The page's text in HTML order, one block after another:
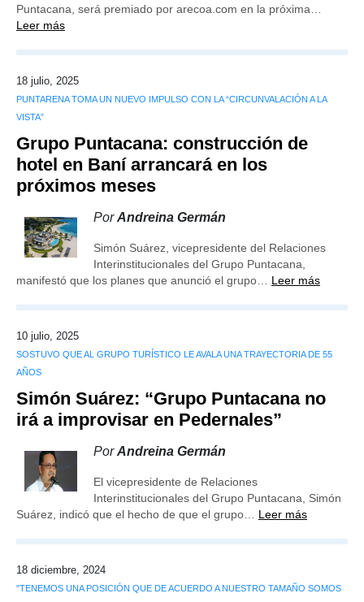
Puntacana, será premiado por arecoa.com en la próxima…
Leer más
18 julio, 2025
PUNTARENA TOMA UN NUEVO IMPULSO CON LA “CIRCUNVALACIÓN A LA
VISTA”
Grupo Puntacana: construcción de
hotel en Baní arrancará en los
próximos meses
PorAndreina Germán
Simón Suárez, vicepresidente del Relaciones
Interinstitucionales del Grupo Puntacana,
manifestó que los planes que anunció el grupo… Leer más
10 julio, 2025
SOSTUVO QUE AL GRUPO TURÍSTICO LE AVALA UNA TRAYECTORIA DE 55
AÑOS
Simón Suárez: “Grupo Puntacana no
irá a improvisar en Pedernales”
PorAndreina Germán
El vicepresidente de Relaciones
Interinstitucionales del Grupo Puntacana, Simón
Suárez, indicó que el hecho de que el grupo… Leer más
18 diciembre, 2024
"TENEMOS UNA POSICIÓN QUE DE ACUERDO A NUESTRO TAMAÑO SOMOS